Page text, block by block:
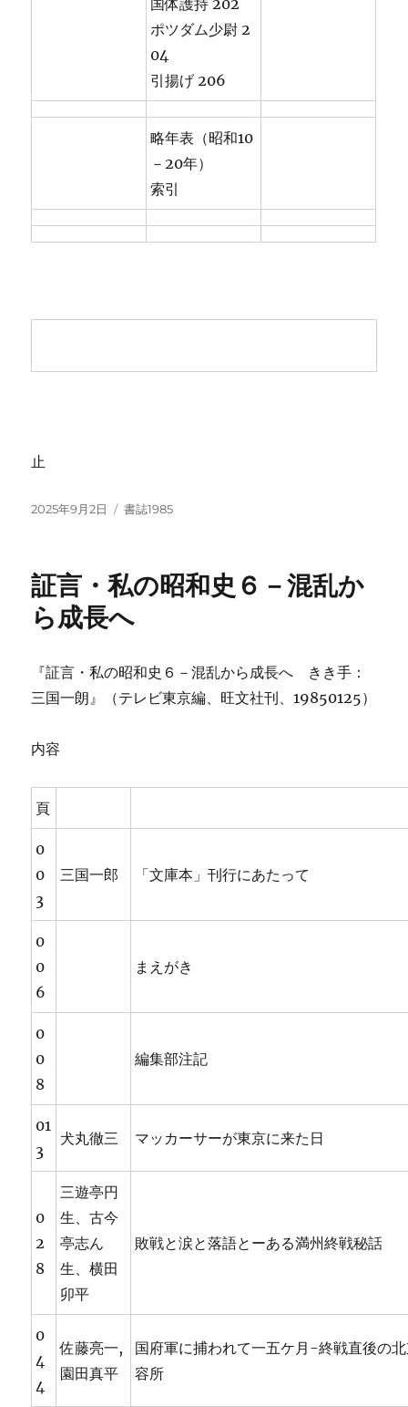
国体護持 202
ポツダム少尉 2
04
引揚げ 206
略年表（昭和10
－20年）
索引
止
投
2025年9月2日
カ
ー
書誌1985
証言・私の昭和史６－混乱か
ら成長へ
『証言・私の昭和史６－混乱から成長へ きき手：
三国一朗』（テレビ東京編、旺文社刊、19850125）
内容
頁
0
0
3
三国一郎 「文庫本」刊行にあたって
0
0
6
まえがき
0
0
8
編集部注記
01
3
犬丸徹三 マッカーサーが東京に来た日
0
2
8
三遊亭円
生、古今
亭志ん
生、横田
卯平
敗戦と涙と落語とーある満州終戦秘話
0
4
4
佐藤亮一,
園田真平
国府軍に捕われて一五ケ月-終戦直後の
容所